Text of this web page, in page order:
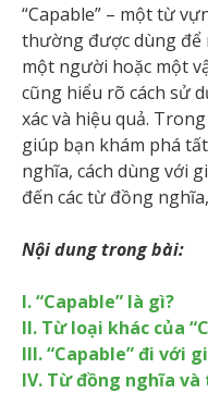
“Capable” – một từ
thường được dùng để
một người hoặc một
cũng hiểu rõ cách sử
xác và hiệu quả.
giúp bạn khám phá
nghĩa, cách dùng với
đến các từ đồng
Nội dung trong bài:
I. “Capable” là gì?
II. Từ loại khác của
III. “Capable” đi với
IV. Từ đồng nghĩa